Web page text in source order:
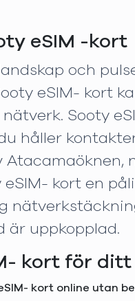
eSIM -kort
och
eSIM- kort
Sooty
håller
kort en
är uppkopplad.
kort för
kort online utan